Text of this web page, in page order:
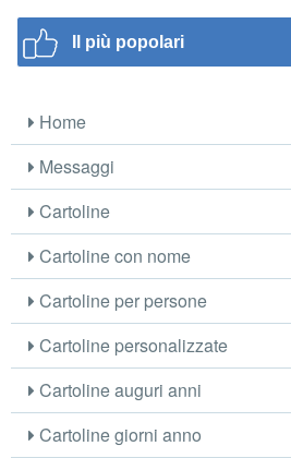
Il più popolari
Home
Messaggi
Cartoline
Cartoline con nome
Cartoline per persone
Cartoline personalizzate
Cartoline auguri anni
Cartoline giorni anno